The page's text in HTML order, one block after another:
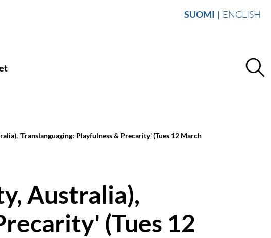
SUOMI ENGLISH
'Translanguaging: Playfulness & Precarity' (Tues 12 March
Australia),
(Tues 12